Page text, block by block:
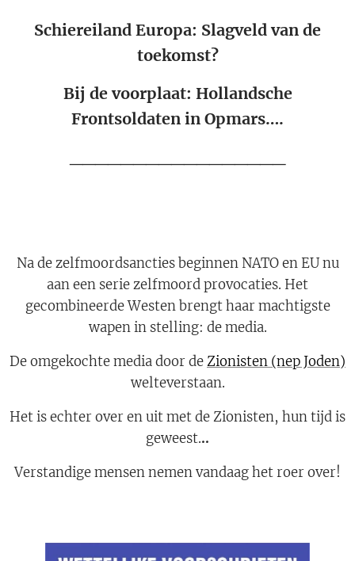
Schiereiland Europa: Slagveld van de
toekomst?
Bij de voorplaat: Hollandsche
Frontsoldaten in Opmars….
Na de zelfmoordsancties beginnen NATO en EU nu
aan een serie zelfmoord provocaties. Het
gecombineerde Westen brengt haar machtigste
wapen in stelling: de media.
De omgekochte media door deZionisten (nep Joden)
welteverstaan.
Het is echter over en uit met de Zionisten, hun tijd is
geweest...
Verstandige mensen nemen vandaag het roer over!